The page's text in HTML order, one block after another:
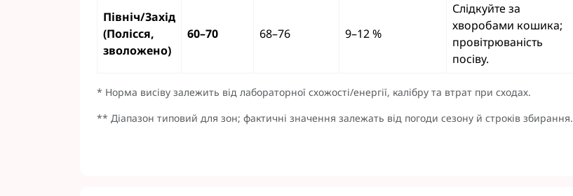
Північ/Захід
(Полісся,
зволожено)
60–70 68–76 9–12 %
Слідкуйте за
хворобами кошика;
провітрюваність
посіву.
* Норма висіву залежить від лабораторної схожості/енергії, калібру та втрат при сходах.
** Діапазон типовий для зон; фактичні значення залежать від погоди сезону й строків збирання.